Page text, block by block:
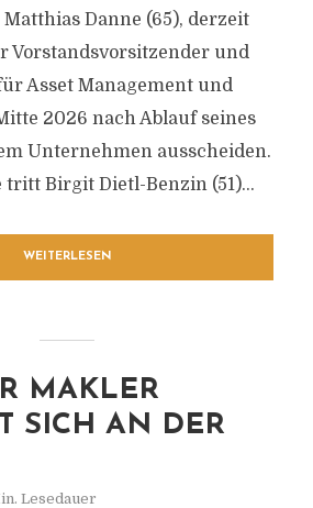
Danne (65), derzeit
Vorstandsvorsitzender und
Asset Management und
2026 nach Ablauf seines
Unternehmen ausscheiden.
tritt Birgit Dietl-Benzin (51)...
WEITERLESEN
MAKLER
SICH AN DER
Lesedauer